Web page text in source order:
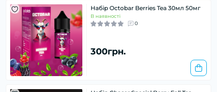
Набір Octobar Berries Tea 30мл 50мг
В наявності
0
300грн.